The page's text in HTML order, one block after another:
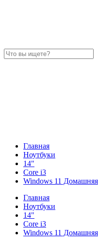
Главная
Ноутбуки
14"
Core i3
Windows 11 Домашняя
Главная
Ноутбуки
14"
Core i3
Windows 11 Домашняя